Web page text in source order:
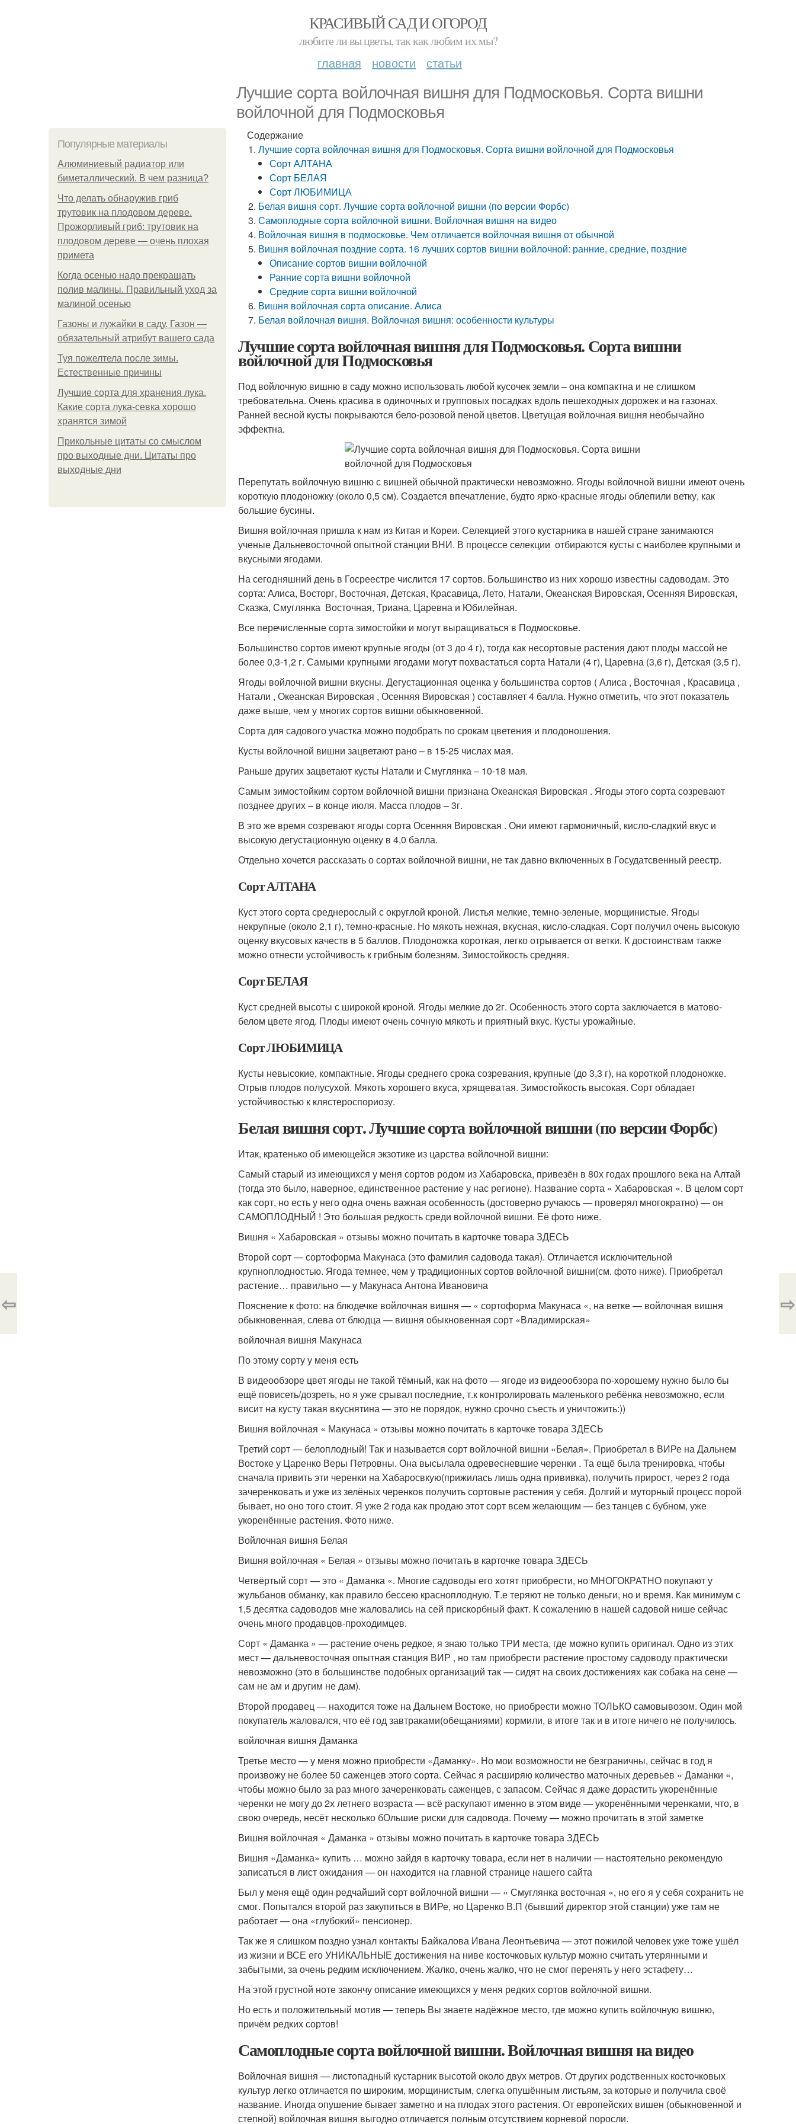
КРАСИВЫЙ САД И ОГОРОД
любите ли вы цветы, так как любим их мы?
главная новости статьи
Лучшие сорта войлочная вишня для Подмосковья. Сорта вишни
войлочной для Подмосковья
Популярные материалы
Алюминиевый радиатор или
биметаллический. В чем разница?
Что делать обнаружив гриб
трутовик на плодовом дереве.
Прожорливый гриб: трутовик на
плодовом дереве — очень плохая
примета
Когда осенью надо прекращать
полив малины. Правильный уход за
малиной осенью
Газоны и лужайки в саду. Газон —
обязательный атрибут вашего сада
Туя пожелтела после зимы.
Естественные причины
Лучшие сорта для хранения лука.
Какие сорта лука-севка хорошо
хранятся зимой
Прикольные цитаты со смыслом
про выходные дни. Цитаты про
выходные дни
Содержание
Лучшие сорта войлочная вишня для Подмосковья. Сорта вишни войлочной для Подмосковья
Сорт АЛТАНА
Сорт БЕЛАЯ
Сорт ЛЮБИМИЦА
Белая вишня сорт. Лучшие сорта войлочной вишни (по версии Форбс)
Самоплодные сорта войлочной вишни. Войлочная вишня на видео
Войлочная вишня в подмосковье. Чем отличается войлочная вишня от обычной
Вишня войлочная поздние сорта. 16 лучших сортов вишни войлочной: ранние, средние, поздние
Описание сортов вишни войлочной
Ранние сорта вишни войлочной
Средние сорта вишни войлочной
Вишня войлочная сорта описание. Алиса
Белая войлочная вишня. Войлочная вишня: особенности культуры
Лучшие сорта войлочная вишня для Подмосковья. Сорта вишни
войлочной для Подмосковья
Под войлочную вишню в саду можно использовать любой кусочек земли – она компактна и не слишком
требовательна. Очень красива в одиночных и групповых посадках вдоль пешеходных дорожек и на газонах.
Ранней весной кусты покрываются бело-розовой пеной цветов. Цветущая войлочная вишня необычайно
эффектна.
Перепутать войлочную вишню с вишней обычной практически невозможно. Ягоды войлочной вишни имеют очень
короткую плодоножку (около 0,5 см). Создается впечатление, будто ярко-красные ягоды облепили ветку, как
большие бусины.
Вишня войлочная пришла к нам из Китая и Кореи. Селекцией этого кустарника в нашей стране занимаются
ученые Дальневосточной опытной станции ВНИ. В процессе селекции отбираются кусты с наиболее крупными и
вкусными ягодами.
На сегодняшний день в Госреестре числится 17 сортов. Большинство из них хорошо известны садоводам. Это
сорта: Алиса, Восторг, Восточная, Детская, Красавица, Лето, Натали, Океанская Вировская, Осенняя Вировская,
Сказка, Смуглянка Восточная, Триана, Царевна и Юбилейная.
Все перечисленные сорта зимостойки и могут выращиваться в Подмосковье.
Большинство сортов имеют крупные ягоды (от 3 до 4 г), тогда как несортовые растения дают плоды массой не
более 0,3-1,2 г. Самыми крупными ягодами могут похвастаться сорта Натали (4 г), Царевна (3,6 г), Детская (3,5 г).
Ягоды войлочной вишни вкусны. Дегустационная оценка у большинства сортов ( Алиса , Восточная , Красавица ,
Натали , Океанская Вировская , Осенняя Вировская ) составляет 4 балла. Нужно отметить, что этот показатель
даже выше, чем у многих сортов вишни обыкновенной.
Сорта для садового участка можно подобрать по срокам цветения и плодоношения.
Кусты войлочной вишни зацветают рано – в 15-25 числах мая.
Раньше других зацветают кусты Натали и Смуглянка – 10-18 мая.
Самым зимостойким сортом войлочной вишни признана Океанская Вировская . Ягоды этого сорта созревают
позднее других – в конце июля. Масса плодов – 3г.
В это же время созревают ягоды сорта Осенняя Вировская . Они имеют гармоничный, кисло-сладкий вкус и
высокую дегустационную оценку в 4,0 балла.
Отдельно хочется рассказать о сортах войлочной вишни, не так давно включенных в Госудатсвенный реестр.
Сорт АЛТАНА
Куст этого сорта среднерослый с округлой кроной. Листья мелкие, темно-зеленые, морщинистые. Ягоды
некрупные (около 2,1 г), темно-красные. Но мякоть нежная, вкусная, кисло-сладкая. Сорт получил очень высокую
оценку вкусовых качеств в 5 баллов. Плодоножка короткая, легко отрывается от ветки. К достоинствам также
можно отнести устойчивость к грибным болезням. Зимостойкость средняя.
Сорт БЕЛАЯ
Куст средней высоты с широкой кроной. Ягоды мелкие до 2г. Особенность этого сорта заключается в матово-
белом цвете ягод. Плоды имеют очень сочную мякоть и приятный вкус. Кусты урожайные.
Сорт ЛЮБИМИЦА
Кусты невысокие, компактные. Ягоды среднего срока созревания, крупные (до 3,3 г), на короткой плодоножке.
Отрыв плодов полусухой. Мякоть хорошего вкуса, хрящеватая. Зимостойкость высокая. Сорт обладает
устойчивостью к клястероспориозу.
Белая вишня сорт. Лучшие сорта войлочной вишни (по версии Форбс)
Итак, кратенько об имеющейся экзотике из царства войлочной вишни:
Самый старый из имеющихся у меня сортов родом из Хабаровска, привезён в 80х годах прошлого века на Алтай
(тогда это было, наверное, единственное растение у нас регионе). Название сорта « Хабаровская «. В целом сорт
как сорт, но есть у него одна очень важная особенность (достоверно ручаюсь — проверял многократно) — он
САМОПЛОДНЫЙ ! Это большая редкость среди войлочной вишни. Её фото ниже.
Вишня « Хабаровская » отзывы можно почитать в карточке товара ЗДЕСЬ
Второй сорт — сортоформа Макунаса (это фамилия садовода такая). Отличается исключительной
крупноплодностью. Ягода темнее, чем у традиционных сортов войлочной вишни(см. фото ниже). Приобретал
растение… правильно — у Макунаса Антона Ивановича
Пояснение к фото: на блюдечке войлочная вишня — « сортоформа Макунаса «, на ветке — войлочная вишня
обыкновенная, слева от блюдца — вишня обыкновенная сорт «Владимирская»
войлочная вишня Макунаса
По этому сорту у меня есть
В видеообзоре цвет ягоды не такой тёмный, как на фото — ягоде из видеообзора по-хорошему нужно было бы
ещё повисеть/дозреть, но я уже срывал последние, т.к контролировать маленького ребёнка невозможно, если
висит на кусту такая вкуснятина — это не порядок, нужно срочно съесть и уничтожить:))
Вишня войлочная « Макунаса » отзывы можно почитать в карточке товара ЗДЕСЬ
Третий сорт — белоплодный! Так и называется сорт войлочной вишни «Белая». Приобретал в ВИРе на Дальнем
Востоке у Царенко Веры Петровны. Она высылала одревесневшие черенки . Та ещё была тренировка, чтобы
сначала привить эти черенки на Хабаросвкую(прижилась лишь одна прививка), получить прирост, через 2 года
зачеренковать и уже из зелёных черенков получить сортовые растения у себя. Долгий и муторный процесс порой
бывает, но оно того стоит. Я уже 2 года как продаю этот сорт всем желающим — без танцев с бубном, уже
укоренённые растения. Фото ниже.
Войлочная вишня Белая
Вишня войлочная « Белая » отзывы можно почитать в карточке товара ЗДЕСЬ
Четвёртый сорт — это « Даманка «. Многие садоводы его хотят приобрести, но МНОГОКРАТНО покупают у
жульбанов обманку, как правило бессею красноплодную. Т.е теряют не только деньги, но и время. Как минимум с
1,5 десятка садоводов мне жаловались на сей прискорбный факт. К сожалению в нашей садовой нише сейчас
очень много продавцов-проходимцев.
Сорт « Даманка » — растение очень редкое, я знаю только ТРИ места, где можно купить оригинал. Одно из этих
мест — дальневосточная опытная станция ВИР , но там приобрести растение простому садоводу практически
невозможно (это в большинстве подобных организаций так — сидят на своих достижениях как собака на сене —
сам не ам и другим не дам).
Второй продавец — находится тоже на Дальнем Востоке, но приобрести можно ТОЛЬКО самовывозом. Один мой
покупатель жаловался, что её год завтраками(обещаниями) кормили, в итоге так и в итоге ничего не получилось.
войлочная вишня Даманка
Третье место — у меня можно приобрести «Даманку». Но мои возможности не безграничны, сейчас в год я
произвожу не более 50 саженцев этого сорта. Сейчас я расширяю количество маточных деревьев « Даманки «,
чтобы можно было за раз много зачеренковать саженцев, с запасом. Сейчас я даже дорастить укоренённые
черенки не могу до 2х летнего возраста — всё раскупают именно в этом виде — укоренёнными черенками, что, в
свою очередь, несёт несколько бОльшие риски для садовода. Почему — можно прочитать в этой заметке
Вишня войлочная « Даманка » отзывы можно почитать в карточке товара ЗДЕСЬ
Вишня «Даманка» купить … можно зайдя в карточку товара, если нет в наличии — настоятельно рекомендую
записаться в лист ожидания — он находится на главной странице нашего сайта
Был у меня ещё один редчайший сорт войлочной вишни — « Смуглянка восточная «, но его я у себя сохранить не
смог. Попытался второй раз закупиться в ВИРе, но Царенко В.П (бывший директор этой станции) уже там не
работает — она «глубокий» пенсионер.
Так же я слишком поздно узнал контакты Байкалова Ивана Леонтьевича — этот пожилой человек уже тоже ушёл
из жизни и ВСЕ его УНИКАЛЬНЫЕ достижения на ниве косточковых культур можно считать утерянными и
забытыми, за очень редким исключением. Жалко, очень жалко, что не смог перенять у него эстафету…
На этой грустной ноте закончу описание имеющихся у меня редких сортов войлочной вишни.
Но есть и положительный мотив — теперь Вы знаете надёжное место, где можно купить войлочную вишню,
причём редких сортов!
Самоплодные сорта войлочной вишни. Войлочная вишня на видео
Войлочная вишня — листопадный кустарник высотой около двух метров. От других родственных косточковых
культур легко отличается по широким, морщинистым, слегка опушённым листьям, за которые и получила своё
название. Иногда опушение бывает заметно и на плодах этого растения. От европейских вишен (обыкновенной и
степной) войлочная вишня выгодно отличается полным отсутствием корневой поросли.
⇦ ⇨